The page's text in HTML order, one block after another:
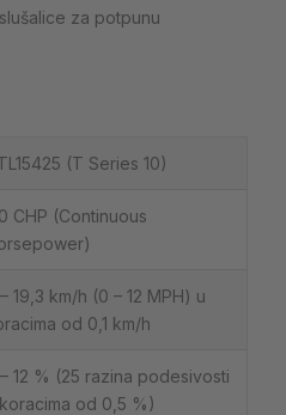
za potpunu
(T Series 10)
CHP (Continuous
19,3 km/h (0 – 12 MPH) u
od 0,1 km/h
12 % (25 razina podesivosti
od 0,5 %)